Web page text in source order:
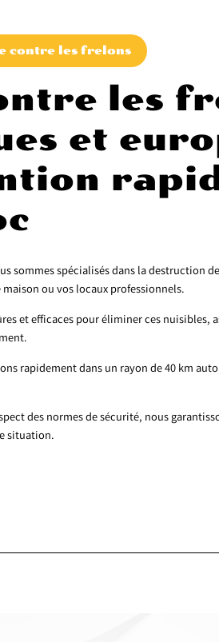
contre les frelons
les
et
sommes spécialisés dans la destruction
ou vos locaux professionnels.
et efficaces pour éliminer ces nuisibles,
rapidement dans un rayon de 40 km
des normes de sécurité, nous
situation.